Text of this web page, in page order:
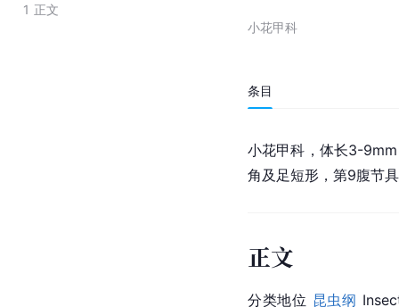
1 正文
小花甲科
条目
小花甲科，体长3-
角及足短形，第9腹节
正文
分类地位 昆虫纲